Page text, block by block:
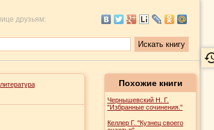
друзьям:
Похожие книги
Чернышевский Н. Г.
"Избранные сочинения."
Келлер Г. "Кузнец своего